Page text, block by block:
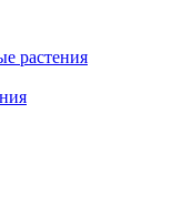
растения